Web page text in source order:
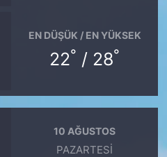
EN DÜŞÜK / EN YÜKSEK
22° / 28°
10 AĞUSTOS
PAZARTESI